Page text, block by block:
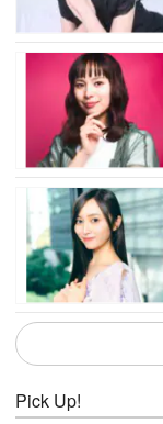
Pick Up!